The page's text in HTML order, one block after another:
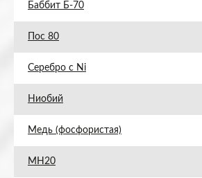
Баббит Б-70
Пос 80
Серебро с Ni
Ниобий
Медь (фосфористая)
МН20